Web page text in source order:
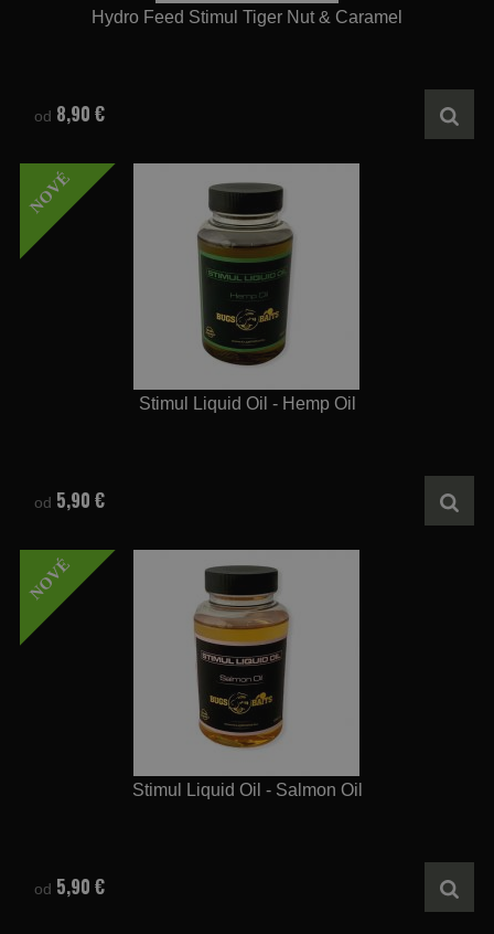
Hydro Feed Stimul Tiger Nut & Caramel
od 8,90 €
NOVÉ
Stimul Liquid Oil - Hemp Oil
od 5,90 €
NOVÉ
Stimul Liquid Oil - Salmon Oil
od 5,90 €